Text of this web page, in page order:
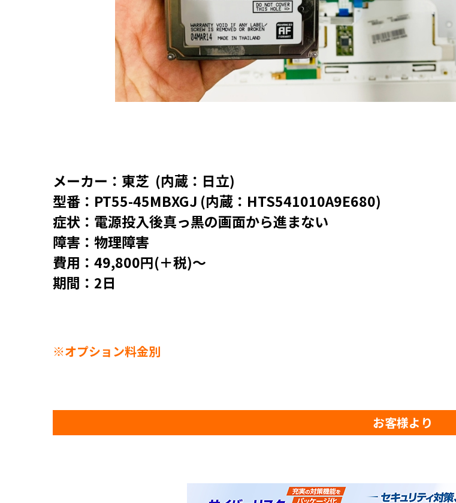
メーカー：東芝 (内蔵：日立)
型番：PT55-45MBXGJ (内蔵：HTS541010A9E680)
症状：電源投入後真っ黒の画面から進まない
障害：物理障害
費用：49,800円(＋税)～
期間：2日
※オプション料金別
お客様より